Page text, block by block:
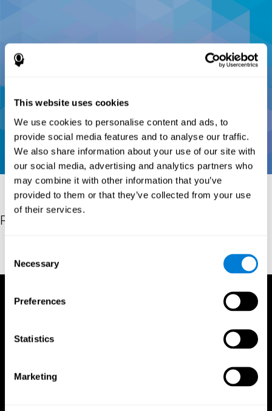
This website uses cookies
We use cookies to personalise content and ads, to
provide social media features and to analyse our traffic.
We also share information about your use of our site with
our social media, advertising and analytics partners who
may combine it with other information that you’ve
provided to them or that they’ve collected from your use
of their services.
Selection
Necessary
Preferences
Statistics
Marketing
Références
Tonawanda, NY: Multi-Health Systems.